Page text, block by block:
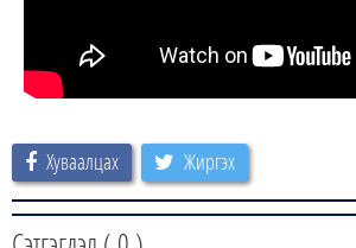
Хуваалцах Жиргэх